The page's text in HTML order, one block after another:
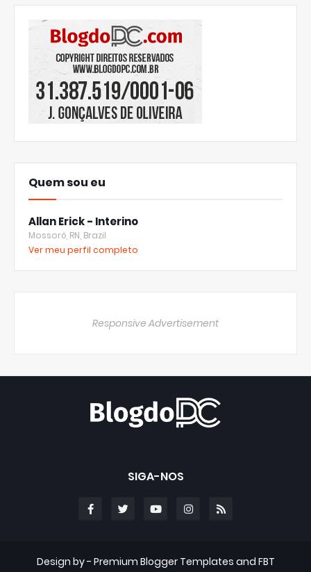
Quem sou eu
Allan Erick - Interino
Mossoró, RN, Brazil
Ver meu perfil completo
Responsive Advertisement
SIGA-NOS
Design by - Premium Blogger Templates and FBT